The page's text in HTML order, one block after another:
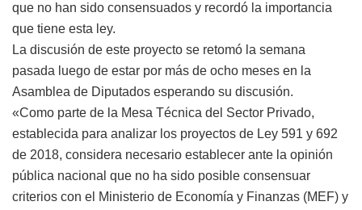
que no han sido consensuados y recordó la importancia
que tiene esta ley.
La discusión de este proyecto se retomó la semana
pasada luego de estar por más de ocho meses en la
Asamblea de Diputados esperando su discusión.
«Como parte de la Mesa Técnica del Sector Privado,
establecida para analizar los proyectos de Ley 591 y 692
de 2018, considera necesario establecer ante la opinión
pública nacional que no ha sido posible consensuar
criterios con el Ministerio de Economía y Finanzas (MEF) y